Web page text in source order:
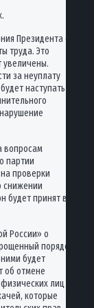
Президента о
труда. Это
увеличены.
за неуплату
наступать в
вопросам
партии
проверки
снижении
будет принят в
России» о
порядок
будет
об отмене
лиц и
которые